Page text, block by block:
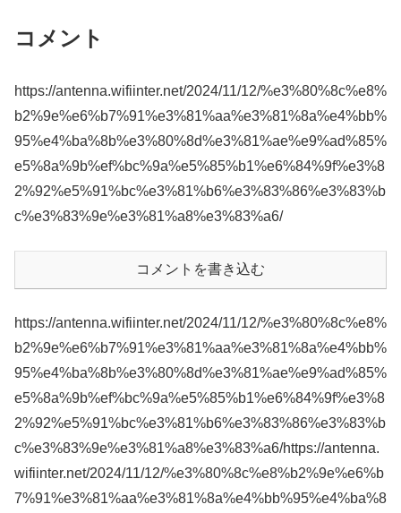
コメント
https://antenna.wifiinter.net/2024/11/12/%e3%80%8c%e8%
b2%9e%e6%b7%91%e3%81%aa%e3%81%8a%e4%bb%
95%e4%ba%8b%e3%80%8d%e3%81%ae%e9%ad%85%
e5%8a%9b%ef%bc%9a%e5%85%b1%e6%84%9f%e3%8
2%92%e5%91%bc%e3%81%b6%e3%83%86%e3%83%b
c%e3%83%9e%e3%81%a8%e3%83%a6/
コメントを書き込む
https://antenna.wifiinter.net/2024/11/12/%e3%80%8c%e8%
b2%9e%e6%b7%91%e3%81%aa%e3%81%8a%e4%bb%
95%e4%ba%8b%e3%80%8d%e3%81%ae%e9%ad%85%
e5%8a%9b%ef%bc%9a%e5%85%b1%e6%84%9f%e3%8
2%92%e5%91%bc%e3%81%b6%e3%83%86%e3%83%b
c%e3%83%9e%e3%81%a8%e3%83%a6/https://antenna.
wifiinter.net/2024/11/12/%e3%80%8c%e8%b2%9e%e6%b
7%91%e3%81%aa%e3%81%8a%e4%bb%95%e4%ba%8